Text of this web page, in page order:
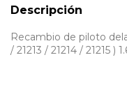
Descripción
Recambio de piloto
/ 21213 / 21214 / 21215